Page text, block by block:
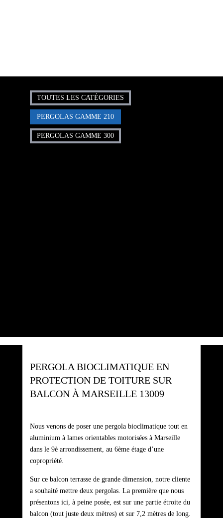
TOUTES LES CATÉGORIES
PERGOLAS GAMME 210
PERGOLAS GAMME 300
PERGOLA BIOCLIMATIQUE EN
PROTECTION DE TOITURE SUR
BALCON À MARSEILLE 13009
Nous venons de poser une pergola bioclimatique tout en
aluminium à lames orientables motorisées à Marseille
dans le 9è arrondissement, au 6ème étage d’une
copropriété.
Sur ce balcon terrasse de grande dimension, notre cliente
a souhaité mettre deux pergolas. La première que nous
présentons ici, à peine posée, est sur une partie étroite du
balcon (tout juste deux mètres) et sur 7,2 mètres de long.